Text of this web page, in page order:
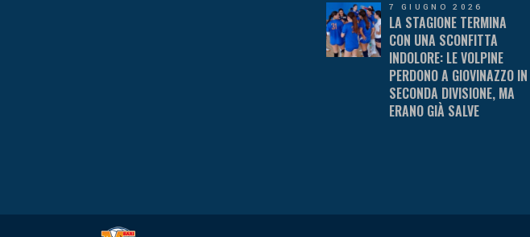
7 GIUGNO 2026
LA STAGIONE TERMINA
CON UNA SCONFITTA
INDOLORE: LE VOLPINE
PERDONO A GIOVINAZZO IN
SECONDA DIVISIONE, MA
ERANO GIÀ SALVE